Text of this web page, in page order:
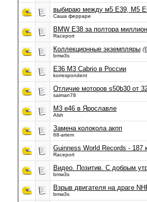
выбираю между м5 Е39, М5
Саша феррари
BMW E38 за полтора
Raceport
Коллекционные экземпляры (
bmw3s
E36 M3 Cabrio в России
korrespondent
Отличие моторов s50b30 от
saiman78
М3 е46 в Ярославле
Alsh
Замена колокола акпп
68-artem
Guinness World Records - 187
Raceport
Видео. Позитив. С добрым
bmw3s
Взрыв двигателя на драге
bmw3s